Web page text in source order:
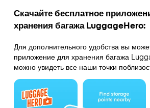
Скачайте бесплатное
хранения багажа LuggageHero:
Для дополнительного удобства вы
приложение для хранения багажа
можно увидеть все наши точки